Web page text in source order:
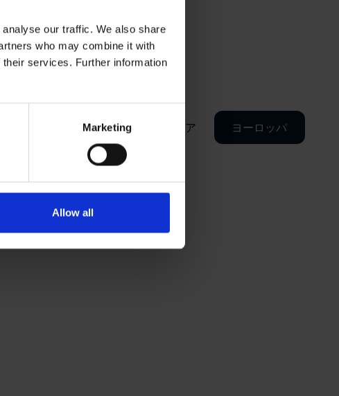
our traffic. We also share
who may combine it with
their services. Further information
Marketing
Allow all
アメリカ大陸 アジア ヨーロッパ